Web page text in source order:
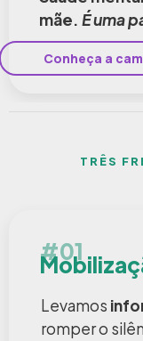
mãe. É uma
Conheça a
TRÊS
#01
Levamos
romper o